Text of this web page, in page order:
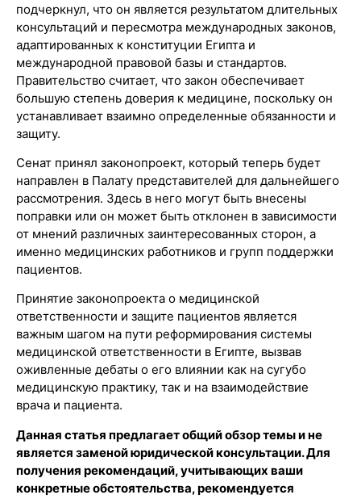
подчеркнул, что он является результатом длительных
консультаций и пересмотра международных законов,
адаптированных к конституции Египта и
международной правовой базы и стандартов.
Правительство считает, что закон обеспечивает
большую степень доверия к медицине, поскольку он
устанавливает взаимно определенные обязанности и
защиту.
Сенат принял законопроект, который теперь будет
направлен в Палату представителей для дальнейшего
рассмотрения. Здесь в него могут быть внесены
поправки или он может быть отклонен в зависимости
от мнений различных заинтересованных сторон, а
именно медицинских работников и групп поддержки
пациентов.
Принятие законопроекта о медицинской
ответственности и защите пациентов является
важным шагом на пути реформирования системы
медицинской ответственности в Египте, вызвав
оживленные дебаты о его влиянии как на сугубо
медицинскую практику, так и на взаимодействие
врача и пациента.
Данная статья предлагает общий обзор темы и не
является заменой юридической консультации. Для
получения рекомендаций, учитывающих ваши
конкретные обстоятельства, рекомендуется